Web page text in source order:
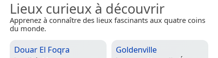
Lieux curieux à découvrir
Apprenez à connaître des lieux fascinants aux quatre coins
du monde.
Douar El Foqra Goldenville